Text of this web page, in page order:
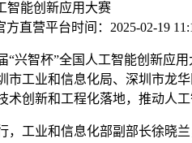
智能创新应用大赛
方直营平台时间：2025-02-19
智杯”全国人工智能创新应用
市工业和信息化局、深圳市龙
术创新和工程化落地，推动人
业和信息化部副部长徐晓兰